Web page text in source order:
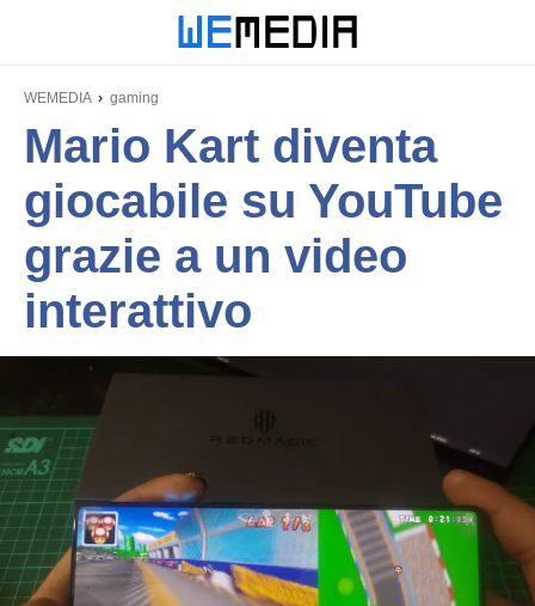
WEMEDIA gaming
Mario Kart diventa
giocabile su YouTube
grazie a un video
interattivo